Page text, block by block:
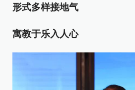
形式多样接地气
寓教于乐入人心